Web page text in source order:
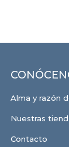
Alma y razón
Nuestras
Contacto